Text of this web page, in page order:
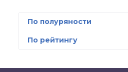
По полуряности
По рейтингу